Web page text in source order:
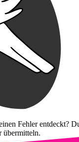
Fehler entdeckt?
übermitteln.